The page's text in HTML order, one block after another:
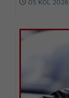
05 KOL 2026